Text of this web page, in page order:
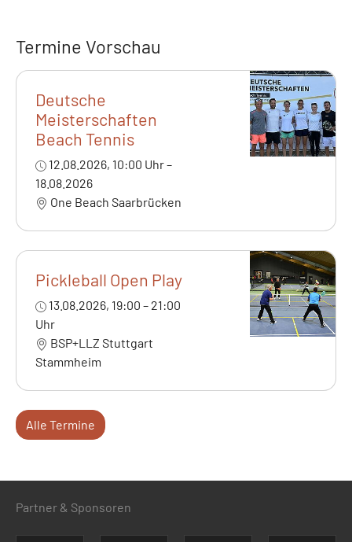
Termine Vorschau
Deutsche
Meisterschaften
Beach Tennis
12.08.2026, 10:00 Uhr –
18.08.2026
One Beach Saarbrücken
Pickleball Open Play
13.08.2026, 19:00 – 21:00
Uhr
BSP+LLZ Stuttgart
Stammheim
Alle Termine
Partner & Sponsoren